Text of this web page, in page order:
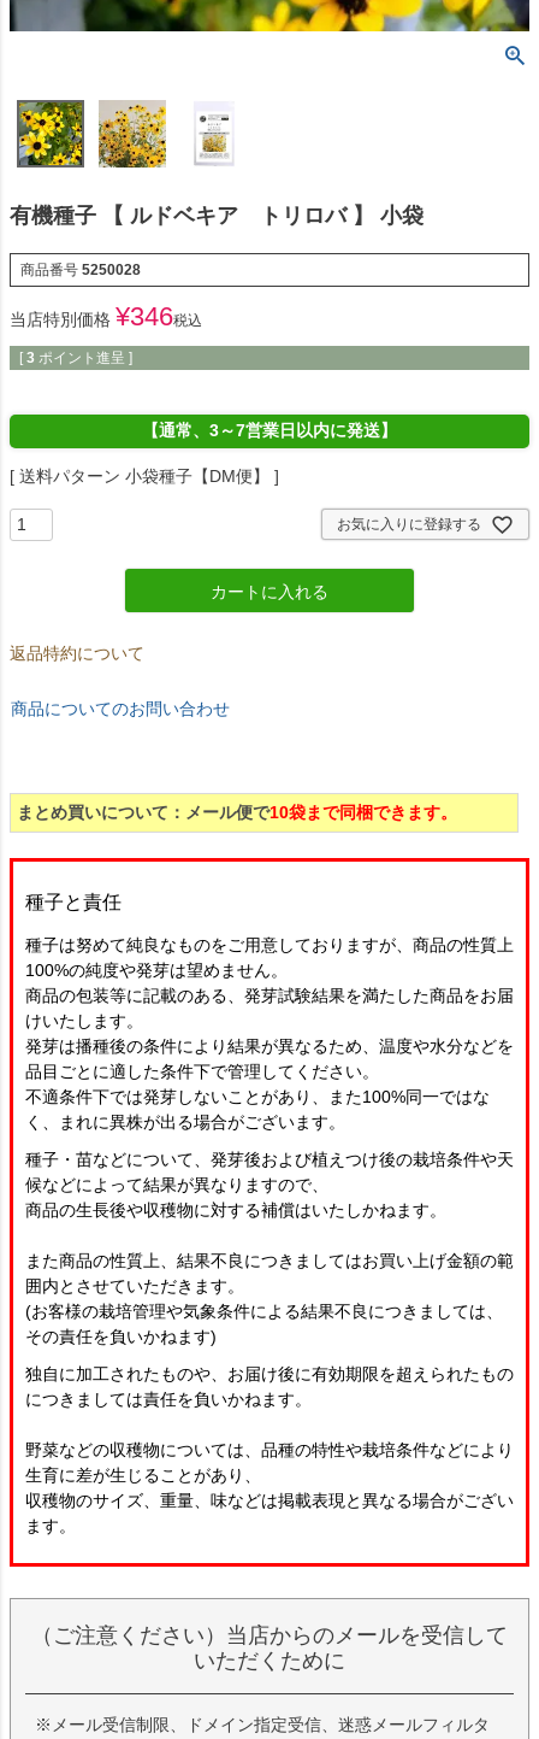
有機種子 【 ルドベキア トリロバ 】 小袋
商品番号 5250028
当店特別価格 ¥346税込
[ 3 ポイント進呈 ]
【通常、3～7営業日以内に発送】
送料パターン 小袋種子【DM便】
お気に入りに登録する
カートに入れる
返品特約について
商品についてのお問い合わせ
まとめ買いについて：メール便で10袋まで同梱できます。
種子と責任
種子は努めて純良なものをご用意しておりますが、商品の性質上
100%の純度や発芽は望めません。
商品の包装等に記載のある、発芽試験結果を満たした商品をお届
けいたします。
発芽は播種後の条件により結果が異なるため、温度や水分などを
品目ごとに適した条件下で管理してください。
不適条件下では発芽しないことがあり、また100%同一ではな
く、まれに異株が出る場合がございます。
種子・苗などについて、発芽後および植えつけ後の栽培条件や天
候などによって結果が異なりますので、
商品の生長後や収穫物に対する補償はいたしかねます。
また商品の性質上、結果不良につきましてはお買い上げ金額の範
囲内とさせていただきます。
(お客様の栽培管理や気象条件による結果不良につきましては、
その責任を負いかねます)
独自に加工されたものや、お届け後に有効期限を超えられたもの
につきましては責任を負いかねます。
野菜などの収穫物については、品種の特性や栽培条件などにより
生育に差が生じることがあり、
収穫物のサイズ、重量、味などは掲載表現と異なる場合がござい
ます。
（ご注意ください）当店からのメールを受信して
いただくために
※メール受信制限、ドメイン指定受信、迷惑メールフィルタ